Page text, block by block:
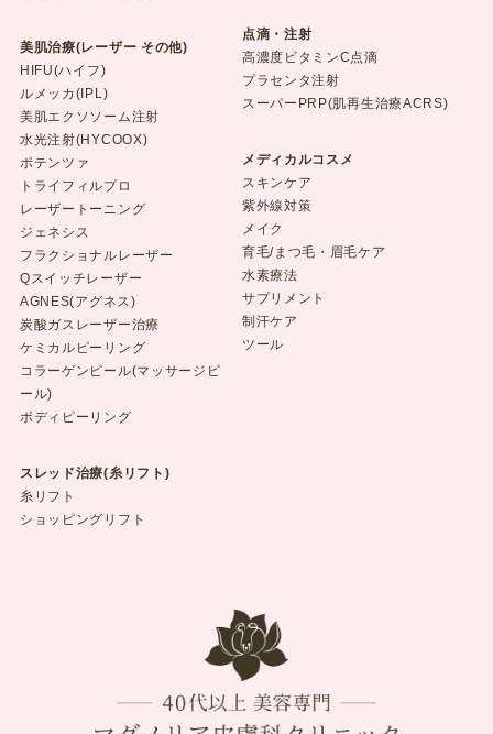
美肌治療(レーザー その他)
HIFU(ハイフ)
ルメッカ(IPL)
美肌エクソソーム注射
水光注射(HYCOOX)
ポテンツァ
トライフィルプロ
レーザートーニング
ジェネシス
フラクショナルレーザー
Qスイッチレーザー
AGNES(アグネス)
炭酸ガスレーザー治療
ケミカルピーリング
コラーゲンピール(マッサージピ
ール)
ボディピーリング
スレッド治療(糸リフト)
糸リフト
ショッピングリフト
点滴・注射
高濃度ビタミンC点滴
プラセンタ注射
スーパーPRP(肌再生治療ACRS)
メディカルコスメ
スキンケア
紫外線対策
メイク
育毛/まつ毛・眉毛ケア
水素療法
サプリメント
制汗ケア
ツール